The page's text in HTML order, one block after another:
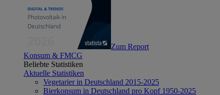
Zum Report
Konsum & FMCG
Beliebte Statistiken
Aktuelle Statistiken
Vegetarier in Deutschland 2015-2025
Bierkonsum in Deutschland pro Kopf 1950-2025